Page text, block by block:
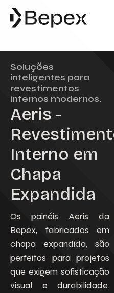
Soluções
inteligentes para
revestimentos
internos modernos.
Aeris -
Interno em
Chapa
Expandida
Os painéis Aeris da
Bepex, fabricados em
chapa expandida, são
perfeitos para projetos
que exigem sofisticação
visual e durabilidade.
Solicite um
um orçamento.
atender às suas
e
Nome
Email
Telefone
Empresa
Descreva aqui seu
que nós iremos
solução.